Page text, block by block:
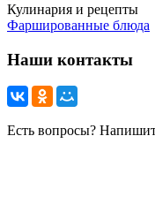
Кулинария и рецепты
Фаршированные блюда
Наши контакты
Есть вопросы?